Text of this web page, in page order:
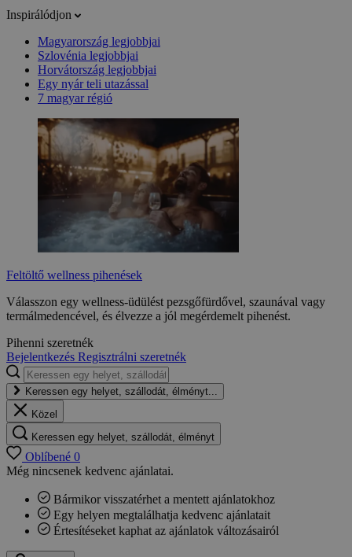
Inspirálódjon
Magyarország legjobbjai
Szlovénia legjobbjai
Horvátország legjobbjai
Egy nyár teli utazással
7 magyar régió
Feltöltő wellness pihenések
Válasszon egy wellness-üdülést pezsgőfürdővel, szaunával vagy
termálmedencével, és élvezze a jól megérdemelt pihenést.
Pihenni szeretnék
Bejelentkezés Regisztrálni szeretnék
Keressen egy helyet, szállodát, élményt...
Közel
Keressen egy helyet, szállodát, élményt
Oblíbené 0
Még nincsenek kedvenc ajánlatai.
Bármikor visszatérhet a mentett ajánlatokhoz
Egy helyen megtalálhatja kedvenc ajánlatait
Értesítéseket kaphat az ajánlatok változásairól